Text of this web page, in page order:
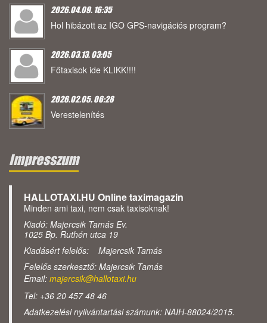
2026.04.09. 16:35
Hol hibázott az IGO GPS-navigációs program?
2026.03.13. 03:05
Főtaxisok ide KLIKK!!!!
2026.02.05. 06:28
Verestelenítés
Impresszum
HALLOTAXI.HU Online taximagazin
Minden ami taxi, nem csak taxisoknak!
Kiadó: Majercsik Tamás Ev.
1025 Bp. Ruthén utca 19
Kiadásért felelős: Majercsik Tamás
Felelős szerkesztő: Majercsik Tamás
Email: majercsik@hallotaxi.hu
Tel: +36 20 457 48 46
Adatkezelési nyilvántartási számunk: NAIH-88024/2015.